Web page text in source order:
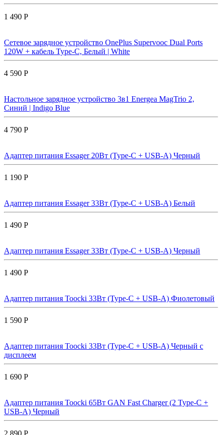
1 490 Р
Сетевое зарядное устройство OnePlus Supervooc Dual Ports
120W + кабель Type-C, Белый | White
4 590 Р
Настольное зарядное устройство 3в1 Energea MagTrio 2,
Синий | Indigo Blue
4 790 Р
Адаптер питания Essager 20Вт (Type-C + USB-A) Черный
1 190 Р
Адаптер питания Essager 33Вт (Type-C + USB-A) Белый
1 490 Р
Адаптер питания Essager 33Вт (Type-C + USB-A) Черный
1 490 Р
Адаптер питания Toocki 33Вт (Type-C + USB-A) Фиолетовый
1 590 Р
Адаптер питания Toocki 33Вт (Type-C + USB-A) Черный с
дисплеем
1 690 Р
Адаптер питания Toocki 65Вт GAN Fast Charger (2 Type-C +
USB-A) Черный